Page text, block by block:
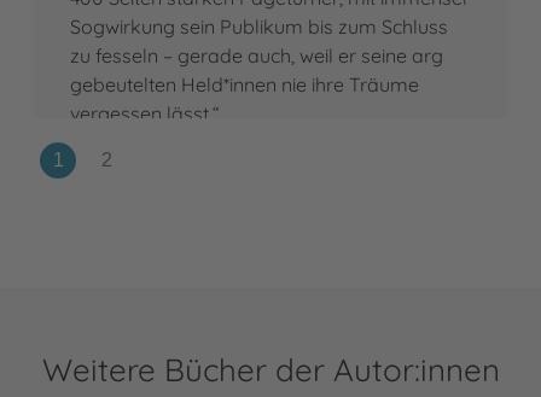
Sogwirkung sein Publikum bis zum Schluss
zu fesseln – gerade auch, weil er seine arg
gebeutelten Held*innen nie ihre Träume
vergessen lässt.“
Weitere Bücher der Autor:innen